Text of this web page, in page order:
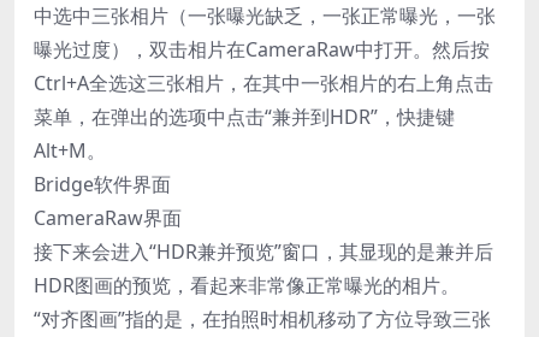
中选中三张相片（一张曝光缺乏，一张正常曝光，一张
曝光过度），双击相片在CameraRaw中打开。然后按
Ctrl+A全选这三张相片，在其中一张相片的右上角点击
菜单，在弹出的选项中点击“兼并到HDR”，快捷键
Alt+M。
Bridge软件界面
CameraRaw界面
接下来会进入“HDR兼并预览”窗口，其显现的是兼并后
HDR图画的预览，看起来非常像正常曝光的相片。
“对齐图画”指的是，在拍照时相机移动了方位导致三张